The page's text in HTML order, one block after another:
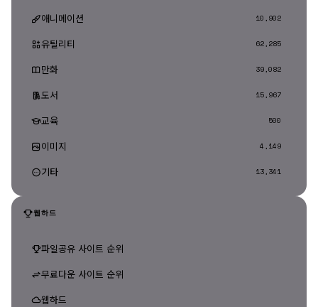
애니메이션 10,902
유틸리티 62,285
만화 39,082
도서 15,967
교육 500
이미지 4,149
기타 13,341
웹하드
파일공유 사이트 순위
무료다운 사이트 순위
웹하드